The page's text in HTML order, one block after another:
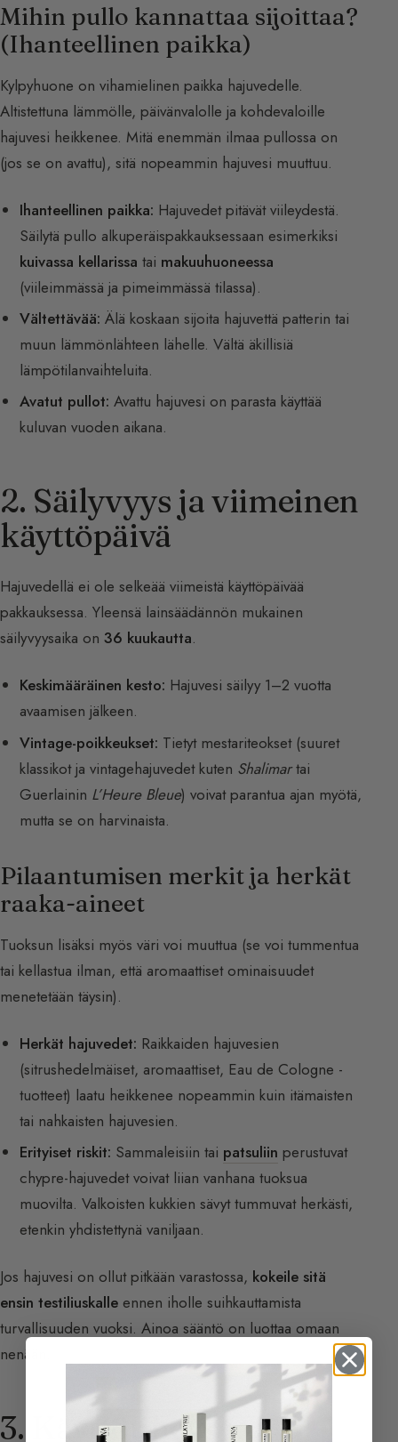
Mihin pullo kannattaa sijoittaa?
(Ihanteellinen paikka)
Kylpyhuone on vihamielinen paikka hajuvedelle.
Altistettuna lämmölle, päivänvalolle ja kohdevaloille
hajuvesi heikkenee. Mitä enemmän ilmaa pullossa on
(jos se on avattu), sitä nopeammin hajuvesi muuttuu.
Ihanteellinen paikka: Hajuvedet pitävät viileydestä.
Säilytä pullo alkuperäispakkauksessaan esimerkiksi
kuivassa kellarissa tai makuuhuoneessa
(viileimmässä ja pimeimmässä tilassa).
Vältettävää: Älä koskaan sijoita hajuvettä patterin tai
muun lämmönlähteen lähelle. Vältä äkillisiä
lämpötilanvaihteluita.
Avatut pullot: Avattu hajuvesi on parasta käyttää
kuluvan vuoden aikana.
2. Säilyvyys ja viimeinen
käyttöpäivä
Hajuvedellä ei ole selkeää viimeistä käyttöpäivää
pakkauksessa. Yleensä lainsäädännön mukainen
säilyvyysaika on 36 kuukautta.
Keskimääräinen kesto: Hajuvesi säilyy 1–2 vuotta
avaamisen jälkeen.
Vintage-poikkeukset: Tietyt mestariteokset (suuret
klassikot ja vintagehajuvedet kuten Shalimartai
Guerlainin L’Heure Bleue) voivat parantua ajan myötä,
mutta se on harvinaista.
Pilaantumisen merkit ja herkät
raaka-aineet
Tuoksun lisäksi myös väri voi muuttua (se voi tummentua
tai kellastua ilman, että aromaattiset ominaisuudet
menetetään täysin).
Herkät hajuvedet: Raikkaiden hajuvesien
(sitrushedelmäiset, aromaattiset, Eau de Cologne -
tuotteet) laatu heikkenee nopeammin kuin itämaisten
tai nahkaisten hajuvesien.
Erityiset riskit: Sammaleisiin tai patsuliin perustuvat
chypre-hajuvedet voivat liian vanhana tuoksua
muovilta. Valkoisten kukkien sävyt tummuvat herkästi,
etenkin yhdistettynä vaniljaan.
Jos hajuvesi on ollut pitkään varastossa, kokeile sitä
ensin testiliuskalle ennen iholle suihkauttamista
turvallisuuden vuoksi. Ainoa sääntö on luottaa omaan
nenään.
3. Käyttötiheys ja